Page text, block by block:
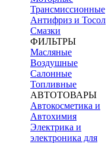
Трансмиссионные
Антифриз и Тосол
Смазки
ФИЛЬТРЫ
Масляные
Воздушные
Салонные
Топливные
АВТОТОВАРЫ
Автокосметика и
Автохимия
Электрика и
электроника для